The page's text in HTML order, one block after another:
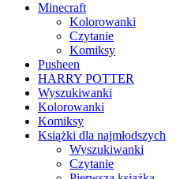
Minecraft
Kolorowanki
Czytanie
Komiksy
Pusheen
HARRY POTTER
Wyszukiwanki
Kolorowanki
Komiksy
Książki dla najmłodszych
Wyszukiwanki
Czytanie